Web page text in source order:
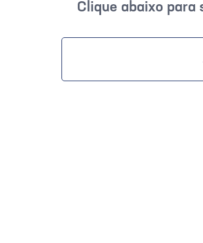
Clique abaixo para